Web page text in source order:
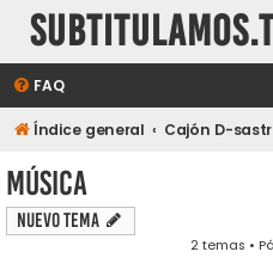
FAQ
Índice general Cajón D-
Música
Nuevo Tema
2 temas •